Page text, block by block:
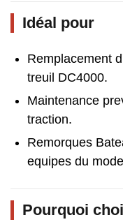
Idéal pour
Remplacement
treuil DC4000.
Maintenance
traction.
Remorques
equipes du
Pourquoi